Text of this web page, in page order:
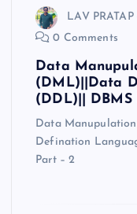
LAV PRATAP
0 Comments
Data
(DML)||Data
(DDL)|| DBMS
Data
Defination
Part – 2